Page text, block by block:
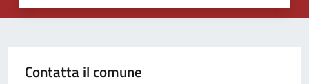
Contatta il comune